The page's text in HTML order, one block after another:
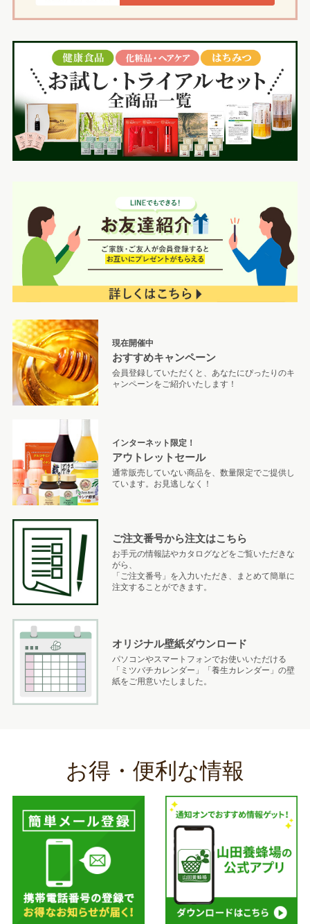
現在開催中
おすすめキャンペーン
会員登録していただくと、あなたにぴったりのキ
ャンペーンをご紹介いたします！
インターネット限定！
アウトレットセール
通常販売していない商品を、数量限定でご提供し
ています。お見逃しなく！
ご注文番号から注文はこちら
お手元の情報誌やカタログなどをご覧いただきな
がら、
「ご注文番号」を入力いただき、まとめて簡単に
注文することができます。
オリジナル壁紙ダウンロード
パソコンやスマートフォンでお使いいただける
「ミツバチカレンダー」「養生カレンダー」の壁
紙をご用意いたしました。
お得・便利な情報